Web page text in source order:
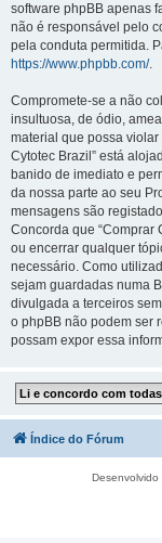
software phpBB apenas
não é responsável pelo
pela conduta permitida.
https://www.phpbb.com/.
Compromete-se a não
insultuosa, de ódio,
material que possa
Cytotec Brazil” está
banido de imediato e
da nossa parte ao seu
mensagens são
Concorda que “Comprar
ou encerrar qualquer
necessário. Como
sejam guardadas numa
divulgada a terceiros
o phpBB não podem ser
possam expor essa
Índice do Fórum
Desenvolvido